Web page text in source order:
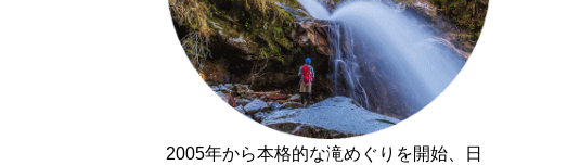
2005年から本格的な滝めぐりを開始、日